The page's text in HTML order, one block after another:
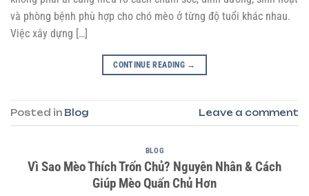
và phòng bệnh phù hợp cho chó mèo ở từng độ tuổi khác nhau.
Việc xây dựng […]
CONTINUE READING →
Posted in Blog Leave a comment
BLOG
Vì Sao Mèo Thích Trốn Chủ? Nguyên Nhân & Cách
Giúp Mèo Quấn Chủ Hơn